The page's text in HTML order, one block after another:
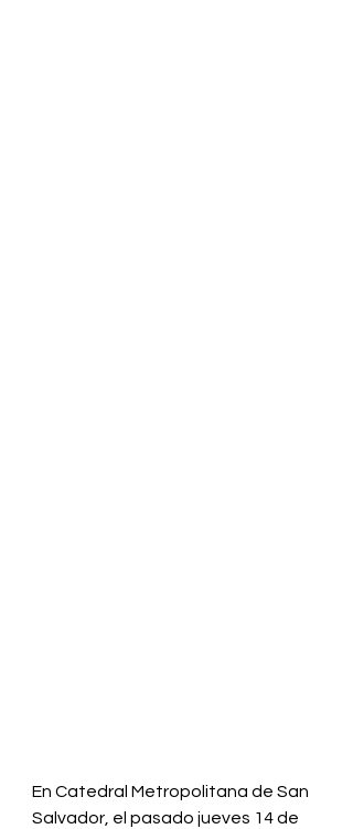
En Catedral Metropolitana de San
Salvador, el pasado jueves 14 de